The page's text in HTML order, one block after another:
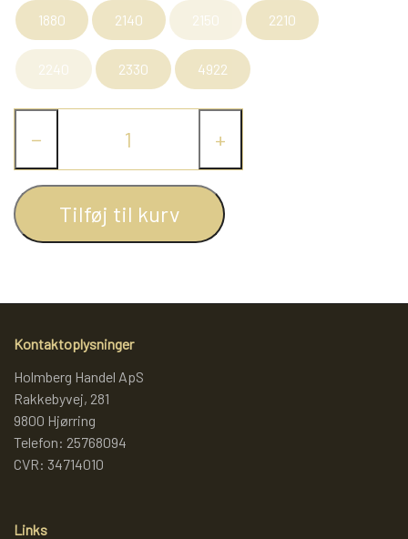
1880 2140 2150 2210
2240 2330 4922
− +
Tilføj til kurv
Kontaktoplysninger
Holmberg Handel ApS
Rakkebyvej, 281
9800 Hjørring
Telefon: 25768094
CVR: 34714010
Links